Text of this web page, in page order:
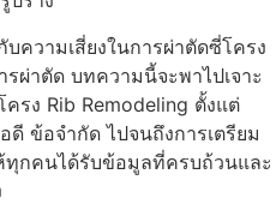
บความเสี่ยงในการผ่าตัดซี่โครง
ผ่าตัด บทความนี้จะพาไปเจาะ
รง Rib Remodeling ตั้งแต่
ข้อจำกัด ไปจนถึงการเตรียม
ทุกคนได้รับข้อมูลที่ครบถ้วนและ